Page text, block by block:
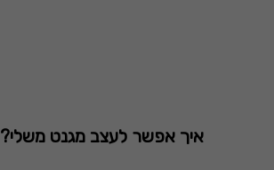
איך אפשר לעצב מגנט משלי?